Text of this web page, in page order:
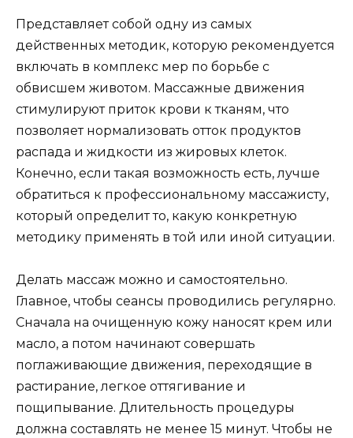
Представляет собой одну из самых
действенных методик, которую рекомендуется
включать в комплекс мер по борьбе с
обвисшем животом. Массажные движения
стимулируют приток крови к тканям, что
позволяет нормализовать отток продуктов
распада и жидкости из жировых клеток.
Конечно, если такая возможность есть, лучше
обратиться к профессиональному массажисту,
который определит то, какую конкретную
методику применять в той или иной ситуации.
Делать массаж можно и самостоятельно.
Главное, чтобы сеансы проводились регулярно.
Сначала на очищенную кожу наносят крем или
масло, а потом начинают совершать
поглаживающие движения, переходящие в
растирание, легкое оттягивание и
пощипывание. Длительность процедуры
должна составлять не менее 15 минут. Чтобы не